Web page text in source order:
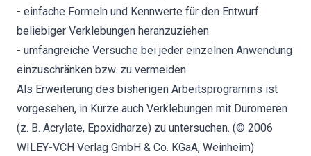
- einfache Formeln und Kennwerte für den Entwurf
beliebiger Verklebungen heranzuziehen
- umfangreiche Versuche bei jeder einzelnen Anwendung
einzuschränken bzw. zu vermeiden.
Als Erweiterung des bisherigen Arbeitsprogramms ist
vorgesehen, in Kürze auch Verklebungen mit Duromeren
(z. B. Acrylate, Epoxidharze) zu untersuchen. (© 2006
WILEY-VCH Verlag GmbH & Co. KGaA, Weinheim)